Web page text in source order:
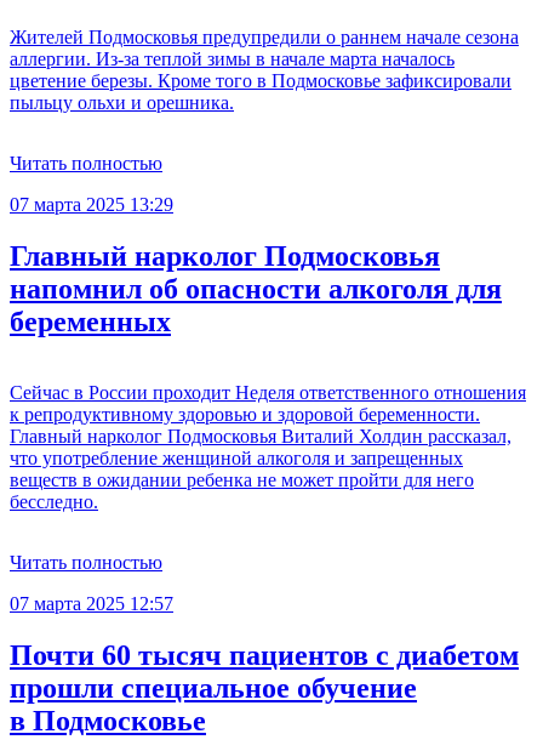
Жителей Подмосковья предупредили о раннем начале сезона
аллергии. Из-за теплой зимы в начале марта началось
цветение березы. Кроме того в Подмосковье зафиксировали
пыльцу ольхи и орешника.
Читать полностью
07 марта 2025 13:29
Главный нарколог Подмосковья
напомнил об опасности алкоголя для
беременных
Сейчас в России проходит Неделя ответственного отношения
к репродуктивному здоровью и здоровой беременности.
Главный нарколог Подмосковья Виталий Холдин рассказал,
что употребление женщиной алкоголя и запрещенных
веществ в ожидании ребенка не может пройти для него
бесследно.
Читать полностью
07 марта 2025 12:57
Почти 60 тысяч пациентов с диабетом
прошли специальное обучение
в Подмосковье